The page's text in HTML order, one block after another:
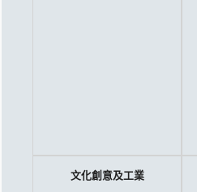
文化創意及工業